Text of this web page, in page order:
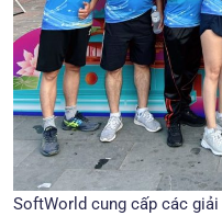
SoftWorld cung cấp các